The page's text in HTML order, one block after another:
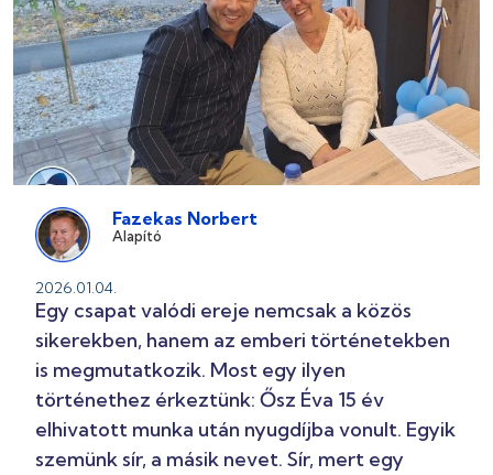
Fazekas Norbert
Alapító
2026.01.04.
Egy csapat valódi ereje nemcsak a közös
sikerekben, hanem az emberi történetekben
is megmutatkozik. Most egy ilyen
történethez érkeztünk: Ősz Éva 15 év
elhivatott munka után nyugdíjba vonult. Egyik
szemünk sír, a másik nevet. Sír, mert egy